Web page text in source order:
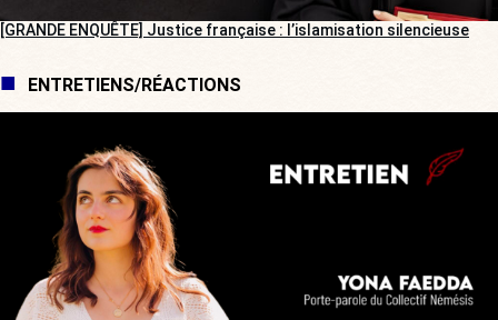
[GRANDE ENQUÊTE] Justice française : l’islamisation silencieuse
ENTRETIENS/RÉACTIONS